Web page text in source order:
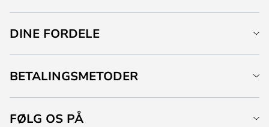
DINE FORDELE
BETALINGSMETODER
FØLG OS PÅ